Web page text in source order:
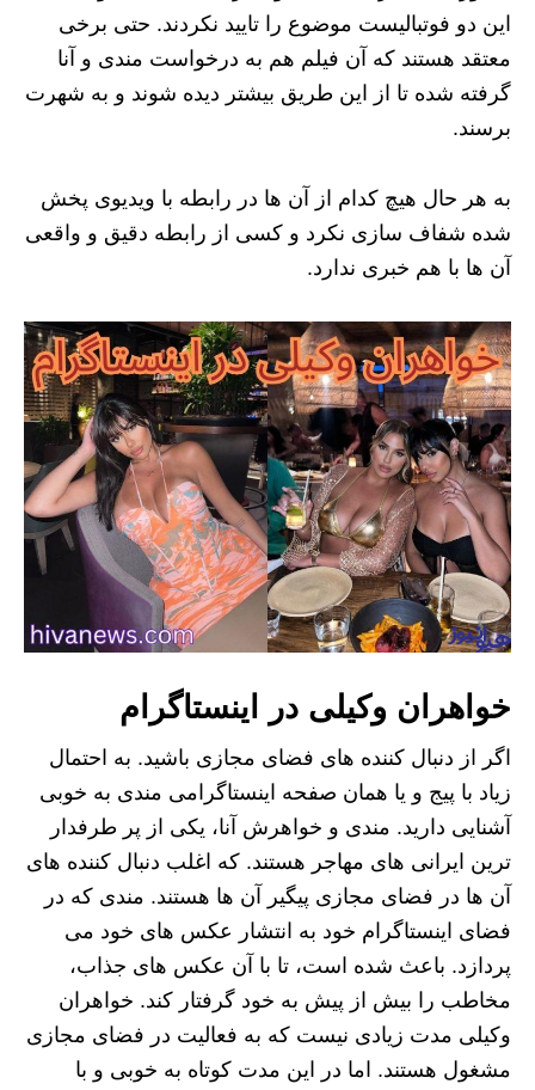
این دو فوتبالیست موضوع را تایید نکردند. حتی برخی
معتقد هستند که آن فیلم هم به درخواست مندی و آنا
گرفته شده تا از این طریق بیشتر دیده شوند و به شهرت
برسند.
به هر حال هیچ کدام از آن ها در رابطه با ویدیوی پخش
شده شفاف سازی نکرد و کسی از رابطه دقیق و واقعی
آن ها با هم خبری ندارد.
خواهران وکیلی در اینستاگرام
اگر از دنبال کننده های فضای مجازی باشید. به احتمال
زیاد با پیج و یا همان صفحه اینستاگرامی مندی به خوبی
آشنایی دارید. مندی و خواهرش آنا، یکی از پر طرفدار
ترین ایرانی های مهاجر هستند. که اغلب دنبال کننده های
آن ها در فضای مجازی پیگیر آن ها هستند. مندی که در
فضای اینستاگرام خود به انتشار عکس های خود می
پردازد. باعث شده است، تا با آن عکس های جذاب،
مخاطب را بیش از پیش به خود گرفتار کند. خواهران
وکیلی مدت زیادی نیست که به فعالیت در فضای مجازی
مشغول هستند. اما در این مدت کوتاه به خوبی و با